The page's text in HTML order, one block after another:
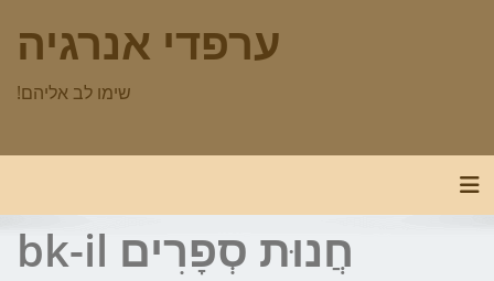
ערפדי אנרגיה
שימו לב אליהם!
Toggle navigation
חֲנוּת סְפָרִים bk-il